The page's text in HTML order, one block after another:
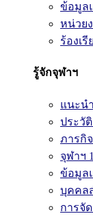
ข้อมูล
หน่วย
ร้องเ
รู้จักจุฬาฯ
แนะน
ประวั
ภารกิ
จุฬาฯ
ข้อมูล
บุคคล
การจั